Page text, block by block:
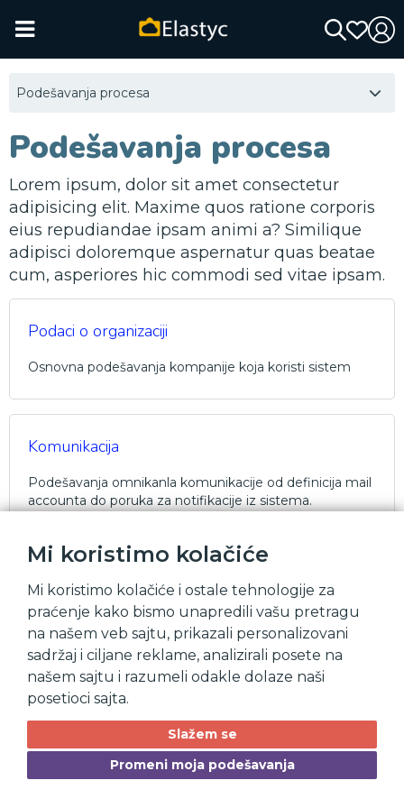
Mi koristimo kolačiće
Mi koristimo kolačiće i ostale tehnologije za
praćenje kako bismo unapredili vašu pretragu
na našem veb sajtu, prikazali personalizovani
sadržaj i ciljane reklame, analizirali posete na
našem sajtu i razumeli odakle dolaze naši
posetioci sajta.
Slažem se
Promeni moja podešavanja
Podešavanja procesa
Podešavanja procesa
Lorem ipsum, dolor sit amet consectetur
adipisicing elit. Maxime quos ratione corporis
eius repudiandae ipsam animi a? Similique
adipisci doloremque aspernatur quas beatae
cum, asperiores hic commodi sed vitae ipsam.
Podaci o organizaciji
Osnovna podešavanja kompanije koja koristi sistem
Komunikacija
Podešavanja omnikanla komunikacije od definicija mail
accounta do poruka za notifikacije iz sistema.
Subjekti
Podešavanja subjekata se odnose na prilagođavanje
određenih karakteristika ili parametara pojedinaca,
predmeta ili situacija. Ova podešavanja omogućavaju
prilagodljivost i personalizaciju u skladu sa jedinstvenim
potrebama i preferencama svakog pojedinca ili
entiteta.
Katalog proizvoda